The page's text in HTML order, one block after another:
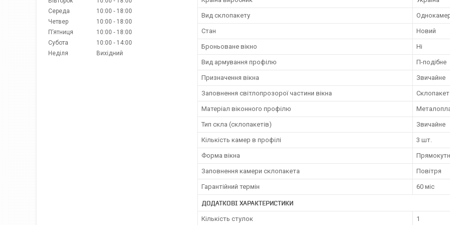
Вид склопакету
Стан Новий
Броньоване вікно Ні
Вид армування профілю П-подібне
Призначення вікна Звичайне
Заповнення світлопрозорої частини вікна Склопакет
Матеріал віконного профілю
Тип скла (склопакетів) Звичайне
Кількість камер в профілі 3 шт.
Форма вікна
Заповнення камери склопакета Повітря
Гарантійний термін 60 міс
ДОДАТКОВІ ХАРАКТЕРИСТИКИ
Кількість стулок 1
Середа
10:00
18:00
Четвер
10:00
18:00
Пʼятниця
10:00
18:00
Субота
10:00
14:00
Неділя
Вихідний